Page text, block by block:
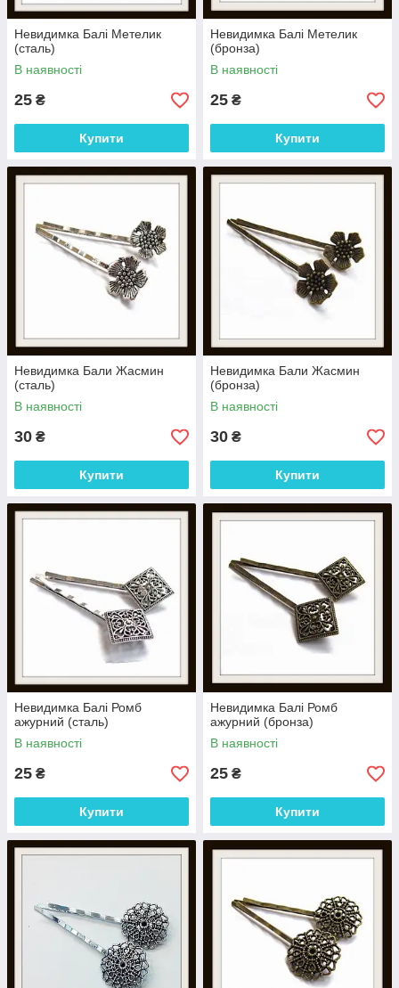
Невидимка Балі Метелик
(сталь)
В наявності
25 ₴
Купити
Невидимка Балі Метелик
(бронза)
В наявності
25 ₴
Купити
Невидимка Бали Жасмин
(сталь)
В наявності
30 ₴
Купити
Невидимка Бали Жасмин
(бронза)
В наявності
30 ₴
Купити
Невидимка Балі Ромб
ажурний (сталь)
В наявності
25 ₴
Купити
Невидимка Балі Ромб
ажурний (бронза)
В наявності
25 ₴
Купити